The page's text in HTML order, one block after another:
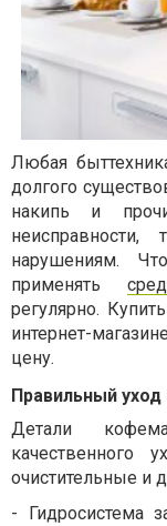
Любая
долгого
накипь и
неисправности,
нарушениям.
применять
регулярно.
интернет-
цену.
Правильный
Детали
качественного
очистительные и
- Гидросистема